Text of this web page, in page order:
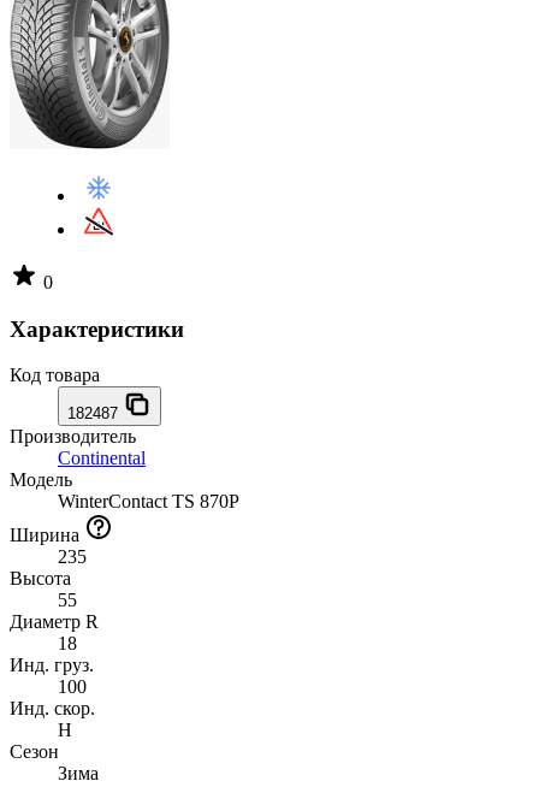
0
Характеристики
Код товара
182487
Производитель
Continental
Модель
WinterContact TS 870P
Ширина
235
Высота
55
Диаметр R
18
Инд. груз.
100
Инд. скор.
H
Сезон
Зима